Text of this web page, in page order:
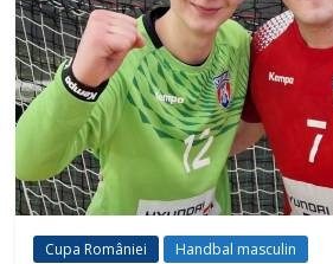
Cupa României Handbal masculin